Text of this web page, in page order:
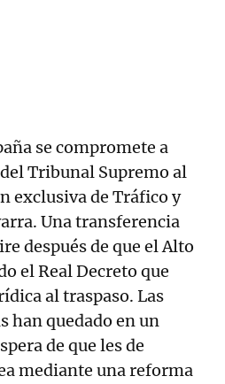
se compromete a
Tribunal Supremo al
exclusiva de Tráfico y
Una transferencia
después de que el Alto
el Real Decreto que
al traspaso. Las
han quedado en un
de que les de
mediante una reforma